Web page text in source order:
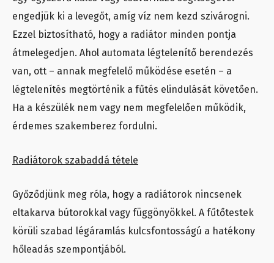
engedjük ki a levegőt, amíg víz nem kezd szivárogni.
Ezzel biztosítható, hogy a radiátor minden pontja
átmelegedjen. Ahol automata légtelenítő berendezés
van, ott – annak megfelelő működése esetén – a
légtelenítés megtörténik a fűtés elindulását követően.
Ha a készülék nem vagy nem megfelelően működik,
érdemes szakemberez fordulni.
Radiátorok szabaddá tétele
Győződjünk meg róla, hogy a radiátorok nincsenek
eltakarva bútorokkal vagy függönyökkel. A fűtőtestek
körüli szabad légáramlás kulcsfontosságú a hatékony
hőleadás szempontjából.